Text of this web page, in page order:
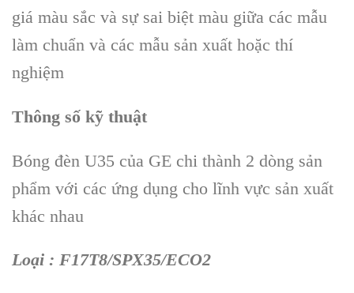
giá màu sắc và sự sai biệt màu giữa các mẫu
làm chuẩn và các mẫu sản xuất hoặc thí
nghiệm
Thông số kỹ thuật
Bóng đèn U35 của GE chi thành 2 dòng sản
phẩm với các ứng dụng cho lĩnh vực sản xuất
khác nhau
Loại : F17T8/SPX35/ECO2